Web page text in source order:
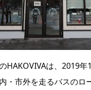
HAKOVIVAは、2019年
・市外を走るバスのロ